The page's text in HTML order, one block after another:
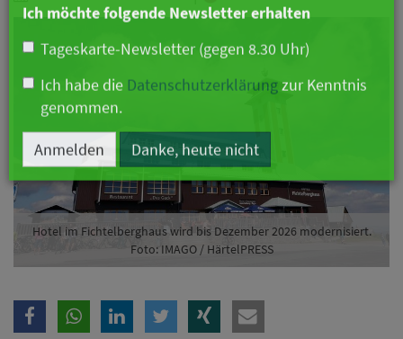
Hotel im Fichtelberghaus wird bis Dezember 2026 modernisiert.
Foto: IMAGO / HärtelPRESS
Branche
Ich möchte folgende Newsletter erhalten
Tageskarte-Newsletter (gegen 8.30 Uhr)
Ich habe die
Datenschutzerklärung
genommen.